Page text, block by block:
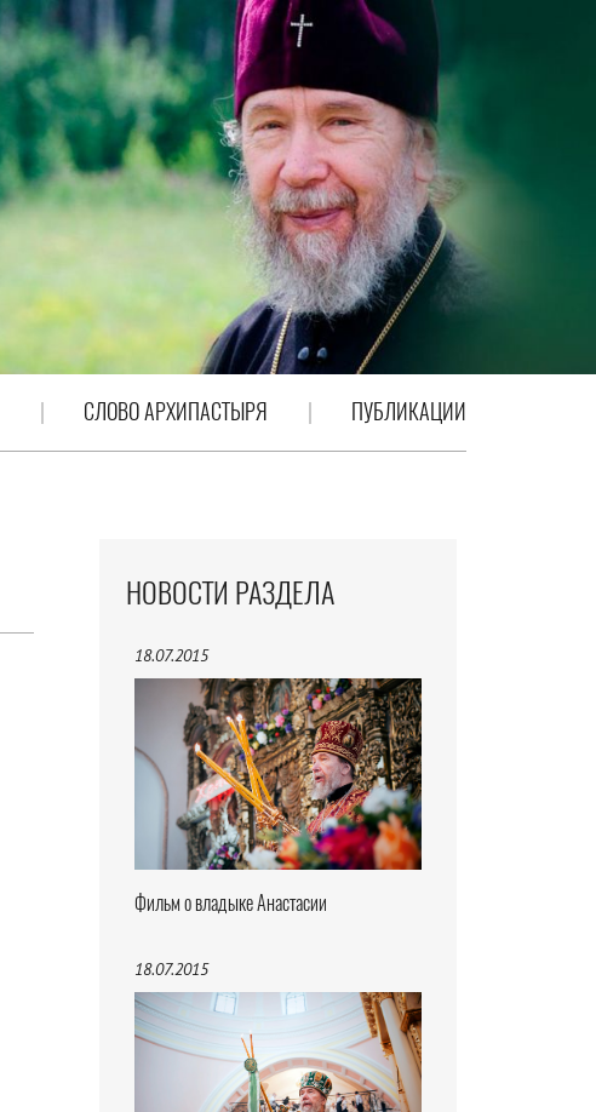
СЛОВО АРХИПАСТЫРЯ ПУБЛИКАЦИИ
НОВОСТИ РАЗДЕЛА
18.07.2015
Фильм о владыке Анастасии
18.07.2015